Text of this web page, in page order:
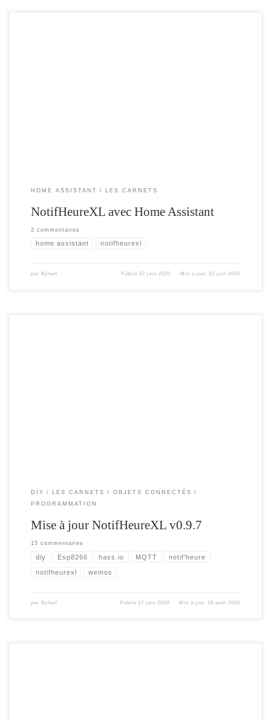
HOME ASSISTANT LES CARNETS
NotifHeureXL avec Home Assistant
2 commentaires
home assistant notifheurexl
par Byfeel Publié22 juin 2020 Mis à jour22 juin 2020
DIY LES CARNETS
OBJETS CONNECTÉS
PROGRAMMATION
Mise à jour NotifHeureXL v0.9.7
15 commentaires
diy Esp8266 hass.io MQTT notif'heure
notifheurexl wemos
par Byfeel Publié 17 juin 2020 Mis à jour 28 août 2020